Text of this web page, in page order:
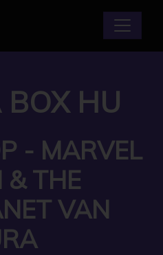
BOX HU
- MARVEL
THE
VAN